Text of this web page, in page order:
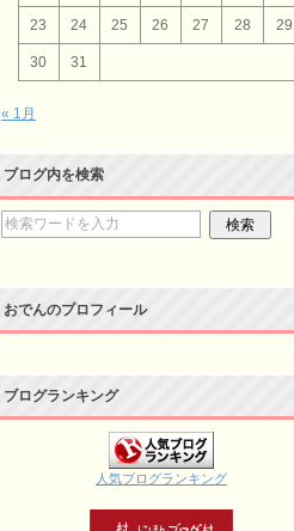
23 24 25 26 27 28 29
30 31
« 1月
ブログ内を検索
おでんのプロフィール
ブログランキング
人気ブログランキング